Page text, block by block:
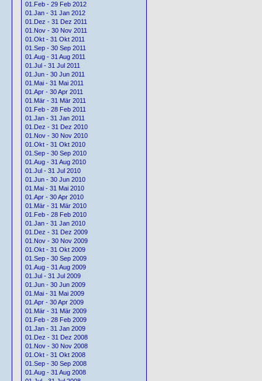
01.Feb - 29 Feb 2012
01.Jan - 31 Jan 2012
01.Dez - 31 Dez 2011
01.Nov - 30 Nov 2011
01.Okt - 31 Okt 2011
01.Sep - 30 Sep 2011
01.Aug - 31 Aug 2011
01.Jul - 31 Jul 2011
01.Jun - 30 Jun 2011
01.Mai - 31 Mai 2011
01.Apr - 30 Apr 2011
01.Mär - 31 Mär 2011
01.Feb - 28 Feb 2011
01.Jan - 31 Jan 2011
01.Dez - 31 Dez 2010
01.Nov - 30 Nov 2010
01.Okt - 31 Okt 2010
01.Sep - 30 Sep 2010
01.Aug - 31 Aug 2010
01.Jul - 31 Jul 2010
01.Jun - 30 Jun 2010
01.Mai - 31 Mai 2010
01.Apr - 30 Apr 2010
01.Mär - 31 Mär 2010
01.Feb - 28 Feb 2010
01.Jan - 31 Jan 2010
01.Dez - 31 Dez 2009
01.Nov - 30 Nov 2009
01.Okt - 31 Okt 2009
01.Sep - 30 Sep 2009
01.Aug - 31 Aug 2009
01.Jul - 31 Jul 2009
01.Jun - 30 Jun 2009
01.Mai - 31 Mai 2009
01.Apr - 30 Apr 2009
01.Mär - 31 Mär 2009
01.Feb - 28 Feb 2009
01.Jan - 31 Jan 2009
01.Dez - 31 Dez 2008
01.Nov - 30 Nov 2008
01.Okt - 31 Okt 2008
01.Sep - 30 Sep 2008
01.Aug - 31 Aug 2008